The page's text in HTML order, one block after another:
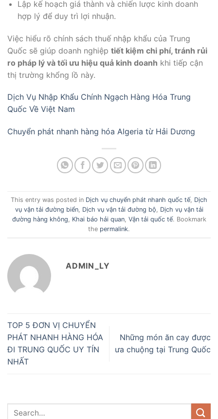
Lập kế hoạch giá thành và chiến lược kinh doanh
hợp lý để duy trì lợi nhuận.
Việc hiểu rõ chính sách thuế nhập khẩu của Trung
Quốc sẽ giúp doanh nghiệp tiết kiệm chi phí, tránh rủi
ro pháp lý và tối ưu hiệu quả kinh doanh khi tiếp cận
thị trường khổng lồ này.
Dịch Vụ Nhập Khẩu Chính Ngạch Hàng Hóa Trung
Quốc Về Việt Nam
Chuyển phát nhanh hàng hóa Algeria từ Hải Dương
This entry was posted in Dịch vụ chuyển phát nhanh quốc tế, Dịch
vụ vận tải đường biển, Dịch vụ vận tải đường bộ
Dịch vụ vận tải
đường hàng không
Khai báo hải quan, Vận tải quốc tế. Bookmark
the permalink.
ADMIN_LY
TOP 5 ĐƠN VỊ CHUYỂN
PHÁT NHANH HÀNG HÓA
ĐI TRUNG QUỐC UY TÍN
NHẤT
Những món ăn cay được
ưa chuộng tại Trung Quốc